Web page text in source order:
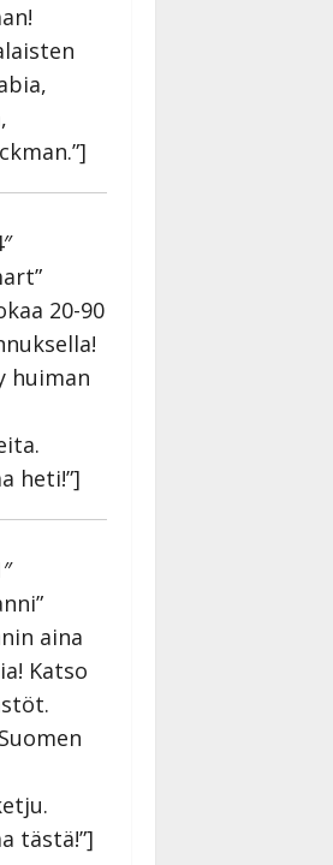
20-90
huiman
heti!”]
aina
Katso
tästä!”]